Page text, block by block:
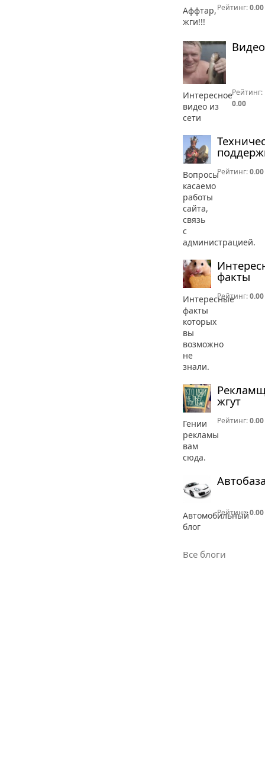
Аффтар,
жги!!!
Рейтинг:0.00
Видео
Интересное
видео из
сети
Рейтинг:
0.00
Вопросы
касаемо
работы
сайта,
связь
с
администрацией.
Рейтинг:0.00
факты
Интересные
факты
которых
вы
возможно
не
знали.
Рейтинг:0.00
жгут
Гении
рекламы
вам
сюда.
Рейтинг:0.00
Автомобильный
блог
Рейтинг:0.00
Все блоги